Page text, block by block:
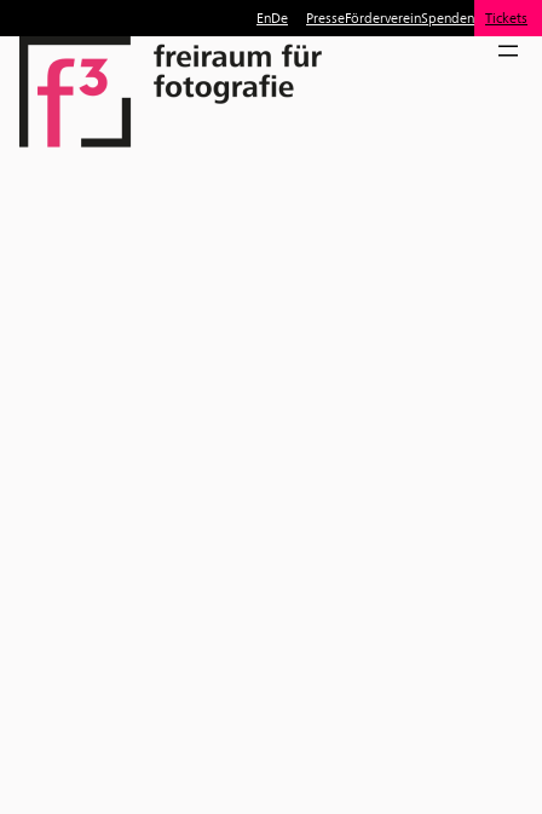
EnDe PresseFördervereinSpenden Tickets